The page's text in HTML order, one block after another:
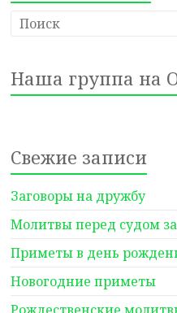
Наша группа на
Свежие записи
Заговоры на дружбу
Молитвы перед судом
Приметы в день
Новогодние приметы